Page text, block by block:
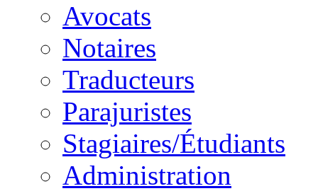
Avocats
Notaires
Traducteurs
Parajuristes
Stagiaires/Étudiants
Administration